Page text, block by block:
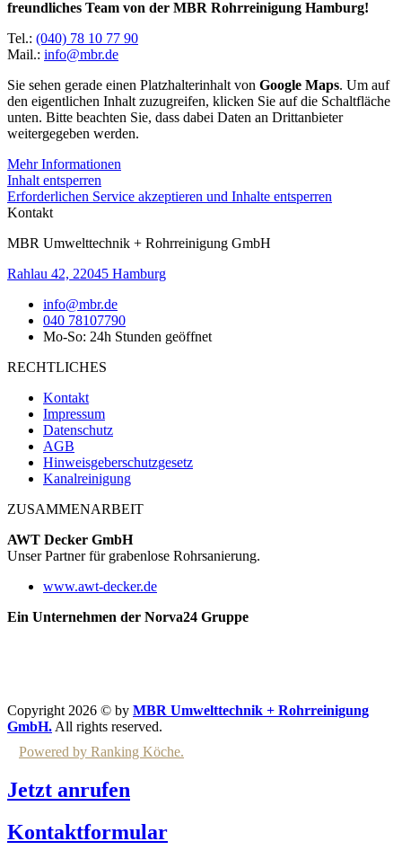
freundliches Team von der MBR Rohrreinigung Hamburg!
Tel.: (040) 78 10 77 90
Mail.: info@mbr.de
Sie sehen gerade einen Platzhalterinhalt von Google Maps. Um auf
den eigentlichen Inhalt zuzugreifen, klicken Sie auf die Schaltfläche
unten. Bitte beachten Sie, dass dabei Daten an Drittanbieter
weitergegeben werden.
Mehr Informationen
Inhalt entsperren
Erforderlichen Service akzeptieren und Inhalte entsperren
Kontakt
MBR Umwelttechnik + Rohrreinigung GmbH
Rahlau 42, 22045 Hamburg
info@mbr.de
040 78107790
Mo-So: 24h Stunden geöffnet
RECHTLICHES
Kontakt
Impressum
Datenschutz
AGB
Hinweisgeberschutzgesetz
Kanalreinigung
ZUSAMMENARBEIT
AWT Decker GmbH
Unser Partner für grabenlose Rohrsanierung.
www.awt-decker.de
Ein Unternehmen der Norva24 Gruppe
Copyright 2026 © by MBR Umwelttechnik + Rohrreinigung
GmbH. All rights reserved.
Powered by Ranking Köche.
Jetzt anrufen
Kontaktformular